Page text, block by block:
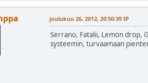
joulukuu 26, 2012, 20:50:39 IP
Serrano, Fatalii, Lemon drop,
systeemin, turvaamaan